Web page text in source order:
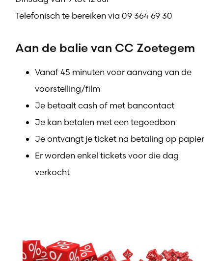
Telefonisch te bereiken via 09 364 69 30
Aan de balie van CC Zoetegem
Vanaf 45 minuten voor aanvang van de
voorstelling/film
Je betaalt cash of met bancontact
Je kan betalen met een tegoedbon
Je ontvangt je ticket na betaling op papier
Er worden enkel tickets voor die dag
verkocht